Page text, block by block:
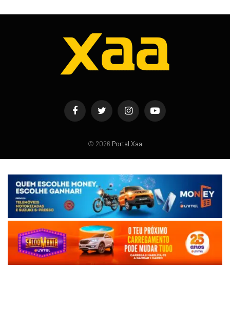
FacebookTwitter InstagramYouTube
© 2026 Portal Xaa